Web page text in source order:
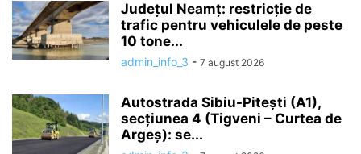
Județul Neamț: restricție de
trafic pentru vehiculele de peste
10 tone...
admin_info_3 - 7 august 2026
Autostrada Sibiu-Pitești (A1),
secțiunea 4 (Tigveni – Curtea de
Argeș): se...